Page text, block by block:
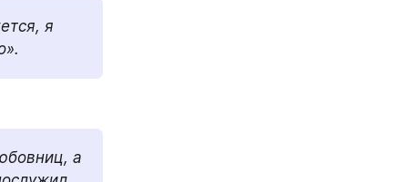
я
а